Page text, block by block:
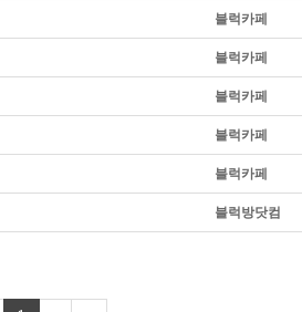
블럭카페
블럭카페
블럭카페
블럭카페
블럭카페
블럭방닷컴